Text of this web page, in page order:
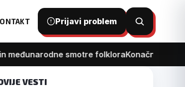
Prijavi problem
Otvori
pretragu
smotre folkloraKonačno kreće
VESTI